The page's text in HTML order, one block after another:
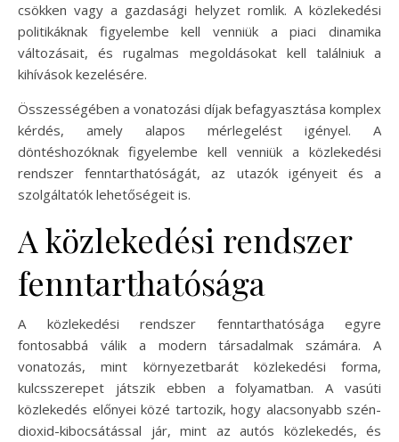
csökken vagy a gazdasági helyzet romlik. A közlekedési
politikáknak figyelembe kell venniük a piaci dinamika
változásait, és rugalmas megoldásokat kell találniuk a
kihívások kezelésére.
Összességében a vonatozási díjak befagyasztása komplex
kérdés, amely alapos mérlegelést igényel. A
döntéshozóknak figyelembe kell venniük a közlekedési
rendszer fenntarthatóságát, az utazók igényeit és a
szolgáltatók lehetőségeit is.
A közlekedési rendszer
fenntarthatósága
A közlekedési rendszer fenntarthatósága egyre
fontosabbá válik a modern társadalmak számára. A
vonatozás, mint környezetbarát közlekedési forma,
kulcsszerepet játszik ebben a folyamatban. A vasúti
közlekedés előnyei közé tartozik, hogy alacsonyabb szén-
dioxid-kibocsátással jár, mint az autós közlekedés, és